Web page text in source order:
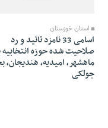
استان خوزستان
اسامی 33 نامزد تائید و رد
صلاحیت شده حوزه انتخابیه
ماهشهر، امیدیه،
جولکی